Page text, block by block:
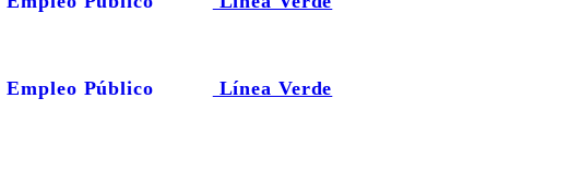
Empleo Público Línea Verde